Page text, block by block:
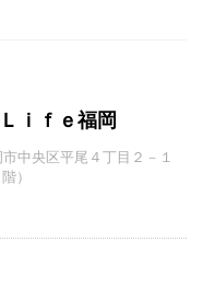
ｉｆｅ福岡
中央区平尾４丁目２－１
）